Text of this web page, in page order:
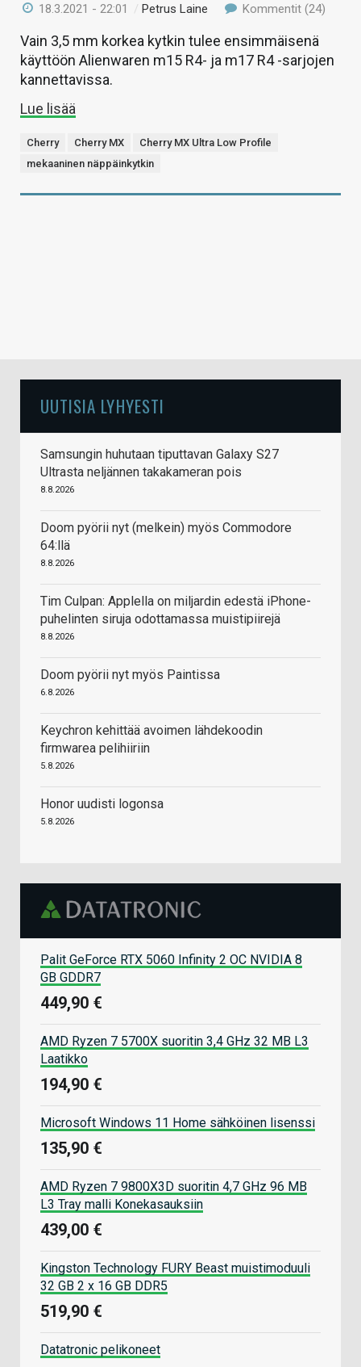
18.3.2021 - 22:01 /Petrus Laine Kommentit (24)
Vain 3,5 mm korkea kytkin tulee ensimmäisenä
käyttöön Alienwaren m15 R4- ja m17 R4 -sarjojen
kannettavissa.
Lue lisää
Cherry Cherry MX
Cherry MX Ultra Low Profile
mekaaninen näppäinkytkin
UUTISIA LYHYESTI
Samsungin huhutaan tiputtavan Galaxy S27
Ultrasta neljännen takakameran pois
8.8.2026
Doom pyörii nyt (melkein) myös Commodore
64:llä
8.8.2026
Tim Culpan: Applella on miljardin edestä iPhone-
puhelinten siruja odottamassa muistipiirejä
8.8.2026
Doom pyörii nyt myös Paintissa
6.8.2026
Keychron kehittää avoimen lähdekoodin
firmwarea pelihiiriin
5.8.2026
Honor uudisti logonsa
5.8.2026
Palit GeForce RTX 5060 Infinity 2 OC NVIDIA 8
GB GDDR7
449,90 €
AMD Ryzen 7 5700X suoritin 3,4 GHz 32 MB L3
Laatikko
194,90 €
Microsoft Windows 11 Home sähköinen lisenssi
135,90 €
AMD Ryzen 7 9800X3D suoritin 4,7 GHz 96 MB
L3 Tray malli Konekasauksiin
439,00 €
Kingston Technology FURY Beast muistimoduuli
32 GB 2 x 16 GB DDR5
519,90 €
Datatronic pelikoneet